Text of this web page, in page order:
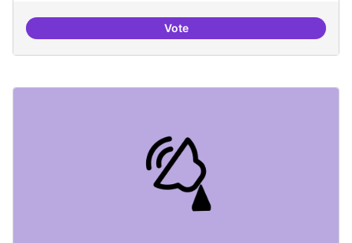
VoteÀrees de formació definides i